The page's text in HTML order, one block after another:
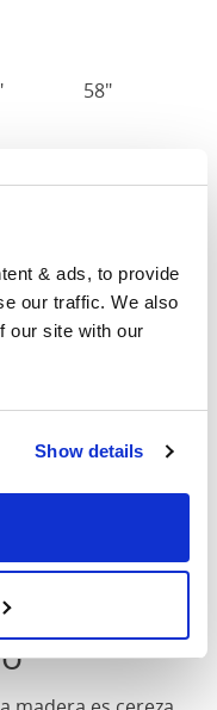
& ads, to provide
our traffic. We also
our site with our
Show details
58"
colchón requerido
La longitud
de la cabecera
exteriores del
variación de hasta
aquí.
las dimensiones